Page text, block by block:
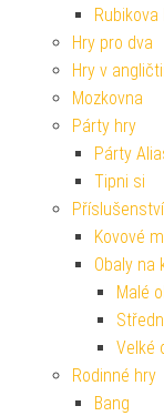
Hry pro dva
Hry v
Mozkovna
Párty hry
Párty
Tipni si
Kovové
Obaly na
Malé
Velké
Rodinné hry
Bang